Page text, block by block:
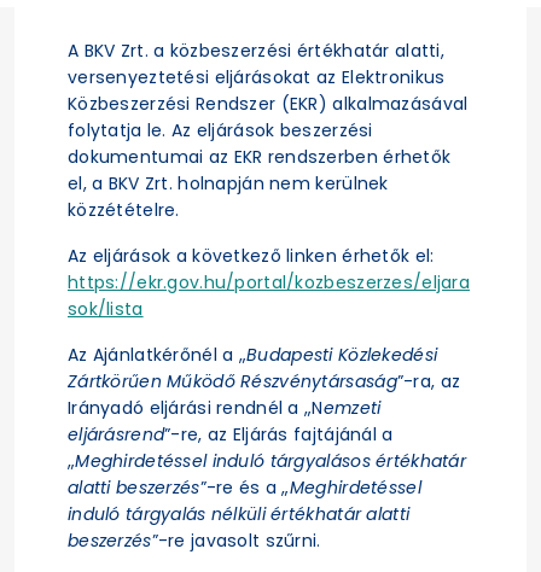
A BKV Zrt. a közbeszerzési értékhatár alatti,
versenyeztetési eljárásokat az Elektronikus
Közbeszerzési Rendszer (EKR) alkalmazásával
folytatja le. Az eljárások beszerzési
dokumentumai az EKR rendszerben érhetők
el, a BKV Zrt. holnapján nem kerülnek
közzétételre.
Az eljárások a következő linken érhetők el:
https://ekr.gov.hu/portal/kozbeszerzes/eljara
sok/lista
Az Ajánlatkérőnél a „Budapesti Közlekedési
Zártkörűen Működő Részvénytársaság”-ra, az
Irányadó eljárási rendnél a „Nemzeti
eljárásrend”-re, az Eljárás fajtájánál a
„Meghirdetéssel induló tárgyalásos értékhatár
alatti beszerzés”-re és a „Meghirdetéssel
induló tárgyalás nélküli értékhatár alatti
beszerzés”-re javasolt szűrni.